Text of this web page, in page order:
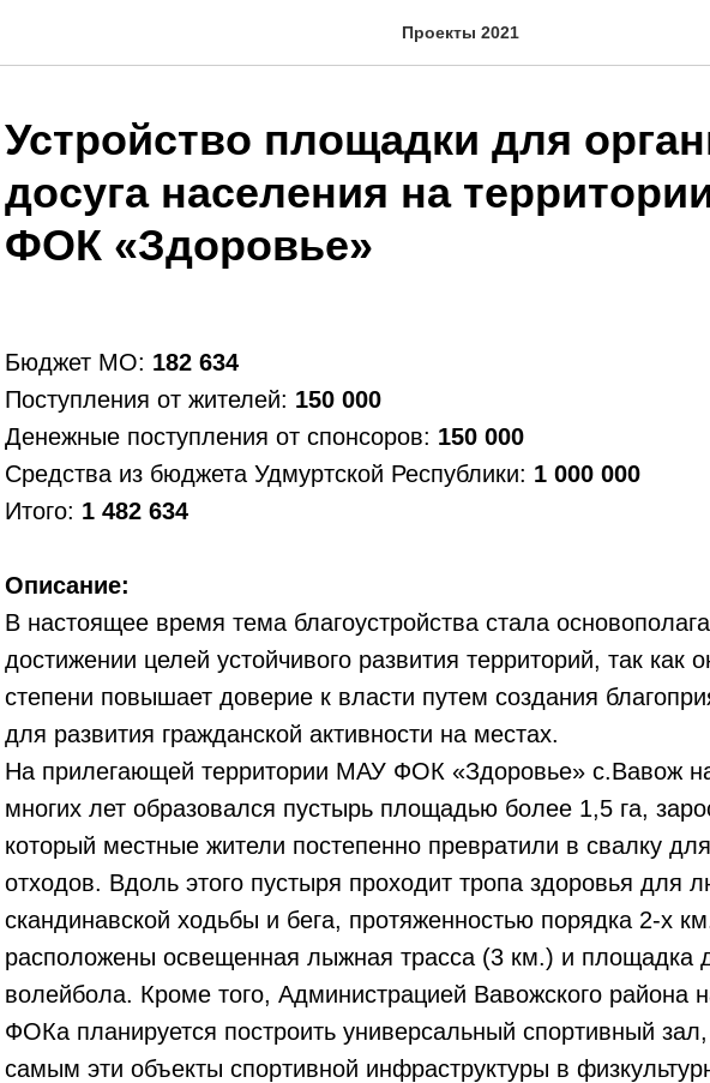
Проекты 2021
Устройство площадки для
досуга населения на
ФОК «Здоровье»
Бюджет МО: 182 634
Поступления от жителей: 150 000
Денежные поступления от спонсоров: 150 000
Средства из бюджета Удмуртской Республики: 1 000 000
Итого: 1 482 634
Описание:
В настоящее время тема благоустройства стала
достижении целей устойчивого развития территорий, так как
степени повышает доверие к власти путем создания
для развития гражданской активности на местах.
На прилегающей территории МАУ ФОК «Здоровье» с.Вавож
многих лет образовался пустырь площадью более 1,5 га,
который местные жители постепенно превратили в свалку
отходов. Вдоль этого пустыря проходит тропа здоровья для
скандинавской ходьбы и бега, протяженностью порядка 2-х
расположены освещенная лыжная трасса (3 км.) и площадка
волейбола. Кроме того, Администрацией Вавожского района
ФОКа планируется построить универсальный спортивный
самым эти объекты спортивной инфраструктуры в